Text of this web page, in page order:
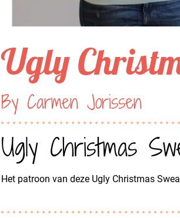
Ugly
By Carmen Jorissen
Ugly Christmas
Het patroon van deze Ugly Christmas